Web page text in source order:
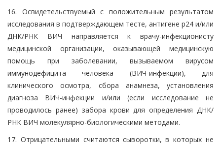
16. Освидетельствуемый с положительным результатом
исследования в подтверждающем тесте, антигене р24 и/или
ДНК/РНК ВИЧ направляется к врачу-инфекционисту
медицинской организации, оказывающей медицинскую
помощь при заболевании, вызываемом вирусом
иммунодефицита человека (ВИЧ-инфекции), для
клинического осмотра, сбора анамнеза, установления
диагноза ВИЧ-инфекции и/или (если исследование не
проводилось ранее) забора крови для определения ДНК/
РНК ВИЧ молекулярно-биологическими методами.
17. Отрицательными считаются сыворотки, в которых не